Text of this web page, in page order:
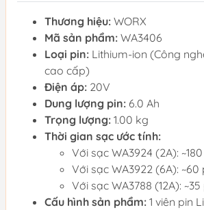
Thương hiệu: WORX
Mã sản phẩm: WA3406
Loại pin: Lithium-ion (Công
cao cấp)
Điện áp: 20V
Dung lượng pin: 6.0 Ah
Trọng lượng: 1.00 kg
Thời gian sạc ước tính:
Với sạc WA3924 (2A):
Với sạc WA3922 (6A): ~60
Với sạc WA3788 (12A):
Cấu hình sản phẩm: 1 viên pin